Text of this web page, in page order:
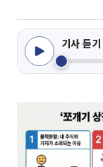
기사 듣기